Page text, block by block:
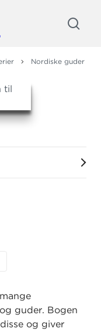
Nordiske guder
guder. Bogen
og giver